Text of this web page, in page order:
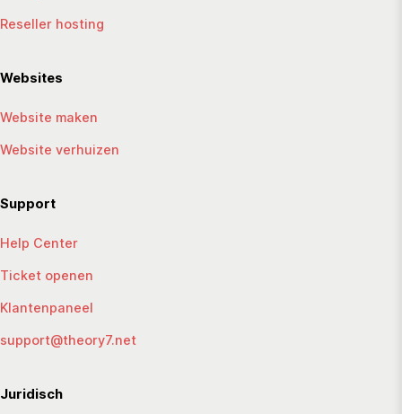
Reseller hosting
Websites
Website maken
Website verhuizen
Support
Help Center
Ticket openen
Klantenpaneel
support@theory7.net
Juridisch